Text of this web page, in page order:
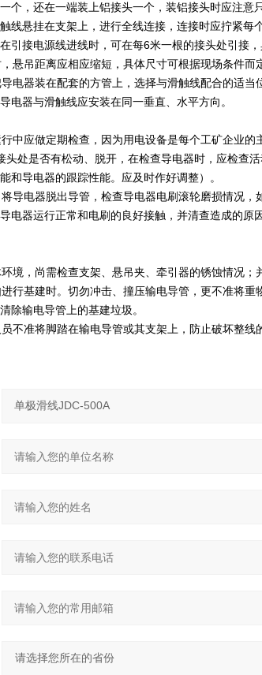
个，还在一端装上铝接头一个，装铝接头时应注
线悬挂在支架上，进行全线连接，连接时应拧紧
引接电源线进线时，可在每6米一根的接头处引接，
悬吊距离应相应缩短，具体尺寸可根据现场条件而
电器装在配套的方管上，选择与滑触线配合的适
电器与滑触线应安装在同一垂直、水平方向。
中应做定期检查，因为用电设备是每个工矿企业
头处是否有松动、脱开，在检查导电器时，应检查
和导电器的跟踪性能。应及时作好调整）。
导电器脱出导管，检查导电器电刷滚轮磨损情况
电器运行正常和电刷的良好接触，并清查造成的原
境，尚需检查支架、悬吊夹、牵引器的锈蚀情况；
行基建时。切勿冲击、撞压输电导管，更不准将
除输电导管上的基建垃圾。
不准将脚踏在输电导管或其支架上，防止破坏整线